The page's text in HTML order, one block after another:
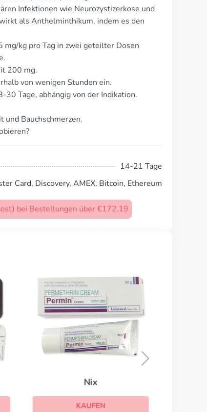
Infektionen wie Neurozystizerkose und
als Anthelminthikum, indem es den
mg/kg pro Tag in zwei geteilter Dosen
200 mg.
von wenigen Stunden ein.
Tage, abhängig von der Indikation.
Bauchschmerzen.
14-21 Tage
Card, Discovery, AMEX, Bitcoin, Ethereum
bei Bestellungen über €172.19
Praziquantel